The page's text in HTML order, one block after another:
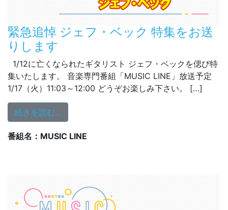
緊急追悼 ジェフ・ベック 特集をお送
りします
1/12に亡くなられたギタリスト ジェフ・ベックを偲び特
集いたします。 音楽専門番組「MUSIC LINE」放送予定
1/17（火）11:03～12:00 どうぞお楽しみ下さい。 […]
続きを読む…
番組名：MUSIC LINE